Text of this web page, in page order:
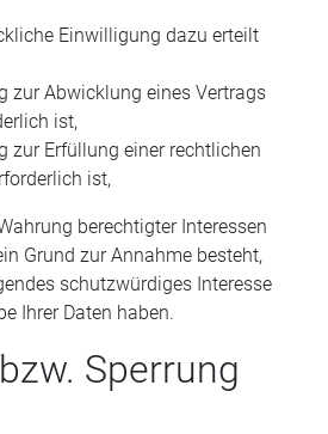
Einwilligung dazu erteilt
zur Abwicklung eines Vertrags
ist,
zur Erfüllung einer rechtlichen
ist,
berechtigter Interessen
Grund zur Annahme besteht,
schutzwürdiges Interesse
Ihrer Daten haben.
Sperrung